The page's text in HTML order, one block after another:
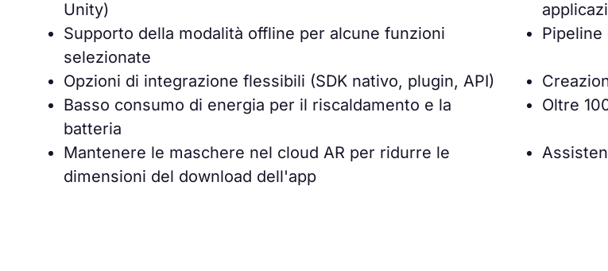
Unity)
Supporto della modalità offline per alcune funzioni
selezionate
Opzioni di integrazione flessibili (SDK nativo, plugin, API)
Basso consumo di energia per il riscaldamento e la
batteria
Oltre
Mantenere le maschere nel cloud AR per ridurre le
dimensioni del download dell'app